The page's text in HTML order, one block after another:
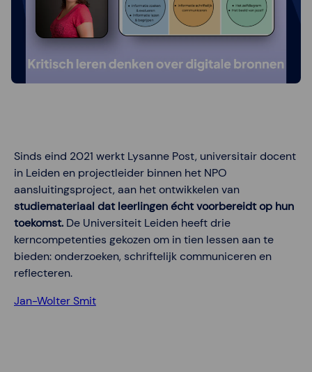
Sinds eind 2021 werkt Lysanne Post, universitair docent
in Leiden en projectleider binnen het NPO
aansluitingsproject, aan het ontwikkelen van
studiemateriaal dat leerlingen écht voorbereidt op hun
toekomst. De Universiteit Leiden heeft drie
kerncompetenties gekozen om in tien lessen aan te
bieden: onderzoeken, schriftelijk communiceren en
reflecteren.
Jan-Wolter Smit